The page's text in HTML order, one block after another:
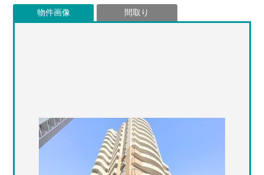
物件画像 間取り